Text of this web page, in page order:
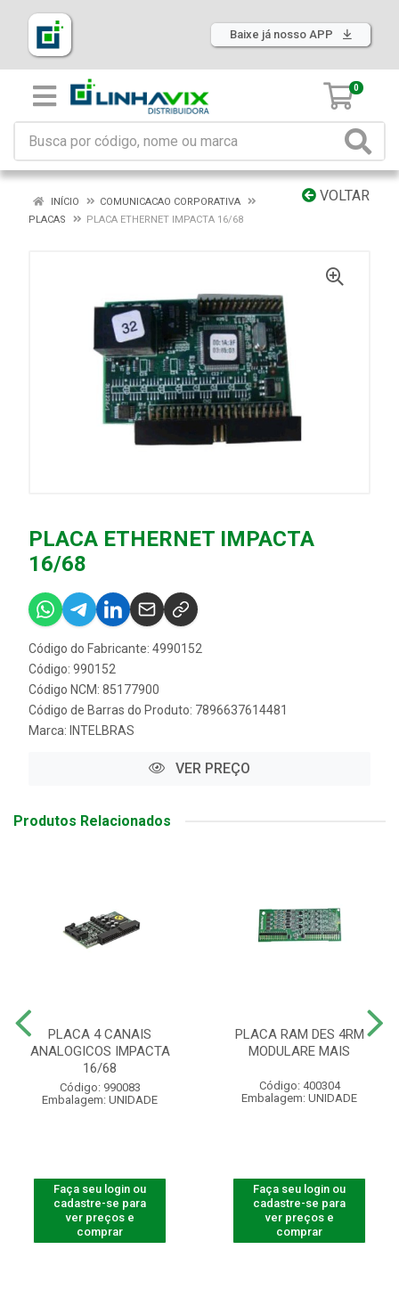
Baixe já nosso APP
0
VOLTAR
INÍCIO
COMUNICACAO CORPORATIVA
PLACAS
PLACA ETHERNET IMPACTA 16/68
PLACA ETHERNET IMPACTA
16/68
Código do Fabricante: 4990152
Código: 990152
Código NCM: 85177900
Código de Barras do Produto: 7896637614481
Marca: INTELBRAS
VER PREÇO
Produtos Relacionados
PLACA 4 CANAIS
ANALOGICOS IMPACTA
16/68
Código: 990083
Embalagem: UNIDADE
Faça seu login ou
cadastre-se para
ver preços e
comprar
PLACA RAM DES 4RM
MODULARE MAIS
Código: 400304
Embalagem: UNIDADE
Faça seu login ou
cadastre-se para
ver preços e
comprar